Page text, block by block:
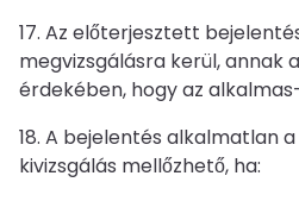
17. Az előterjesztett
megvizsgálásra kerül, annak
érdekében, hogy az
18. A bejelentés alkalmatlan
kivizsgálás mellőzhető, ha: